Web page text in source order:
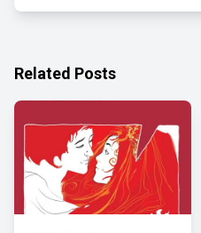
Related Posts